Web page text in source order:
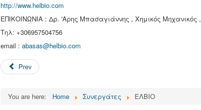
http://www.helbio.com
ΕΠΙΚΟΙΝΩΝΙΑ : Δρ. 'Αρης Μπασαγιάννης , Χημικός Μηχανικός ,
Τηλ: +306957504756
email : abasas@helbio.com
Prev
You are here: Home Συνεργάτες ΕΛΒΙΟ